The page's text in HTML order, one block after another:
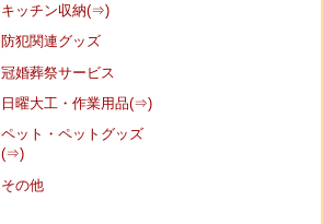
キッチン収納(⇒)
防犯関連グッズ
冠婚葬祭サービス
日曜大工・作業用品(⇒)
ペット・ペットグッズ
(⇒)
その他